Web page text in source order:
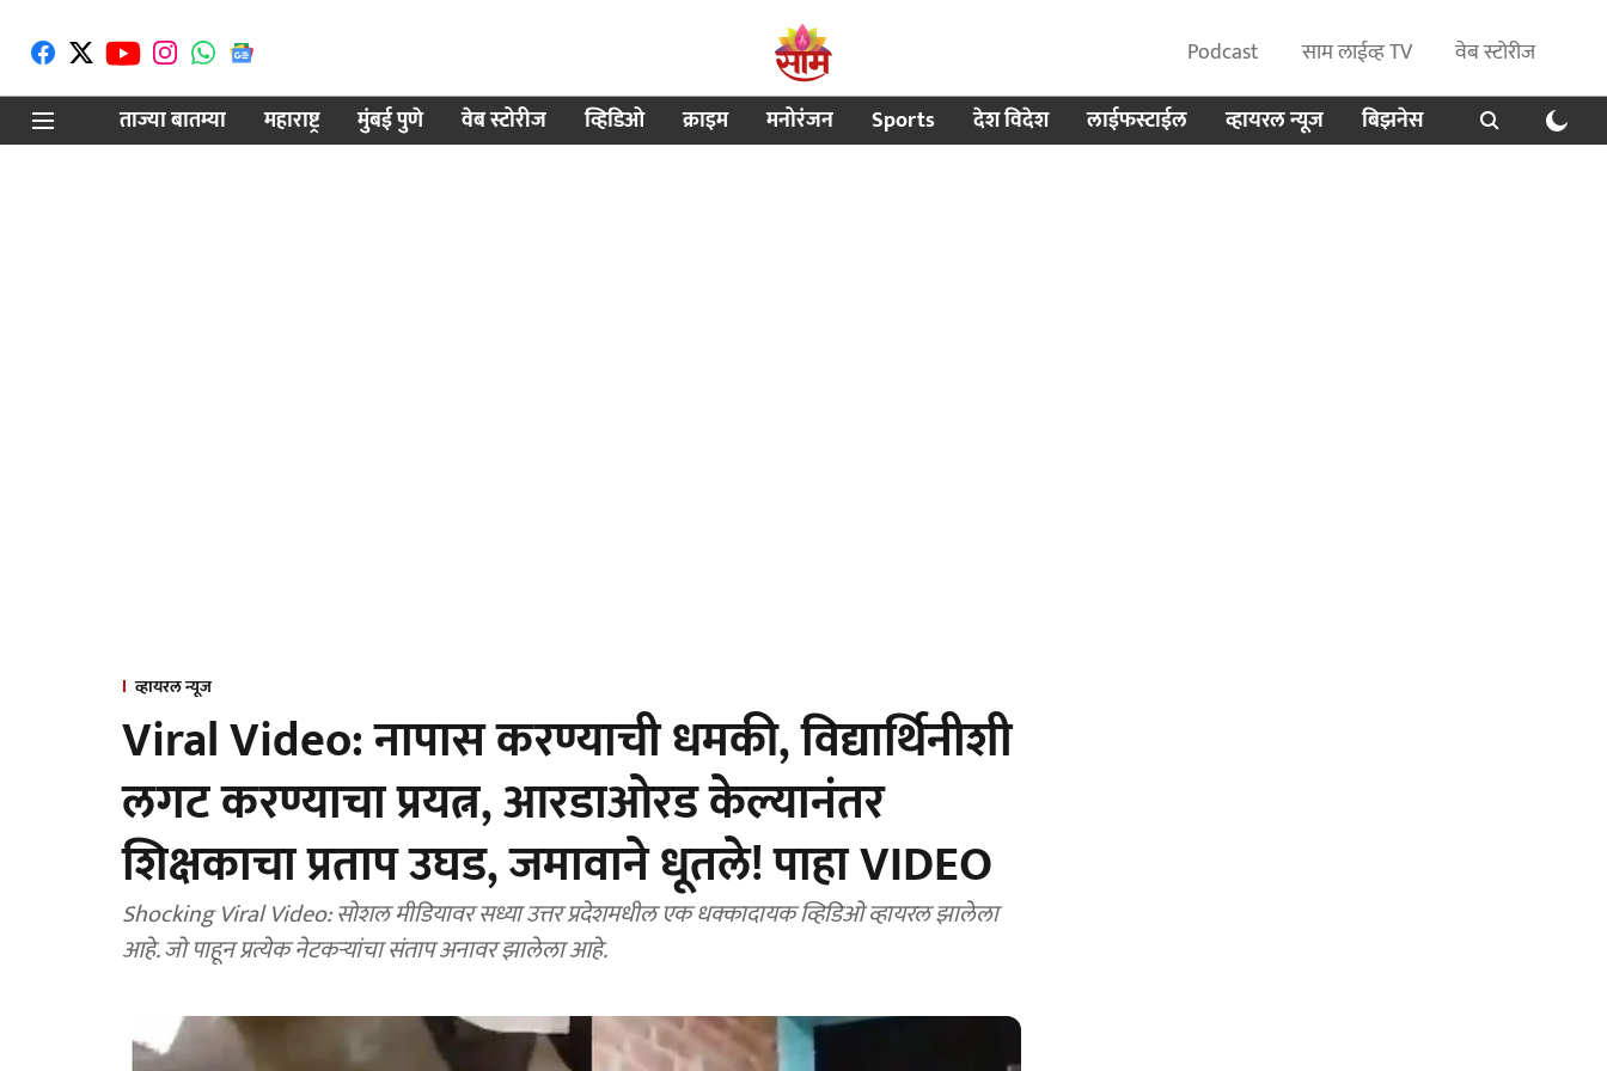
Podcast साम लाईव्ह TV
वेब स्टोरीज
ताज्या बातम्या
महाराष्ट्र मुंबई पुणे वेब स्टोरीज व्हिडिओ क्राइम मनोरंजन Sports देश विदेश लाईफस्टाईल व्हायरल न्यूज बिझनेस
व्हायरल न्यूज
Viral Video: नापास करण्याची धमकी, विद्यार्थिनीशी
लगट करण्याचा प्रयत्न, आरडाओरड केल्यानंतर
शिक्षकाचा प्रताप उघड, जमावाने धूतले! पाहा VIDEO
Shocking Viral Video: सोशल मीडियावर सध्या उत्तर प्रदेशमधील एक धक्कादायक व्हिडिओ व्हायरल झालेला
आहे. जो पाहून प्रत्येक नेटकऱ्यांचा संताप अनावर झालेला आहे.